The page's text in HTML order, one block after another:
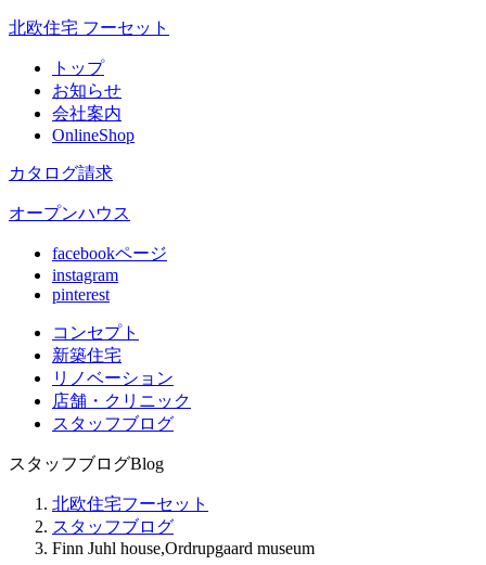
北欧住宅 フーセット
トップ
お知らせ
会社案内
OnlineShop
カタログ請求
オープンハウス
facebookページ
instagram
pinterest
コンセプト
新築住宅
リノベーション
店舗 ・クリニック
スタッフブログ
スタッフブログBlog
北欧住宅フーセット
スタッフブログ
Finn Juhl house,Ordrupgaard museum